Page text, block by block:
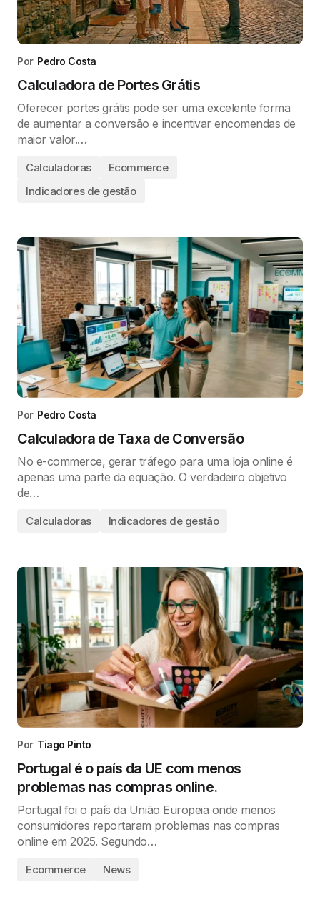
Por Pedro Costa
Calculadora de Portes Grátis
Oferecer portes grátis pode ser uma excelente forma
de aumentar a conversão e incentivar encomendas de
maior valor.…
Calculadoras
Ecommerce
Indicadores de gestão
Por Pedro Costa
Calculadora de Taxa de Conversão
No e-commerce, gerar tráfego para uma loja online é
apenas uma parte da equação. O verdadeiro objetivo
de…
Calculadoras Indicadores de gestão
Por Tiago Pinto
Portugal é o país da UE com menos
problemas nas compras online.
Portugal foi o país da União Europeia onde menos
consumidores reportaram problemas nas compras
online em 2025. Segundo…
Ecommerce News